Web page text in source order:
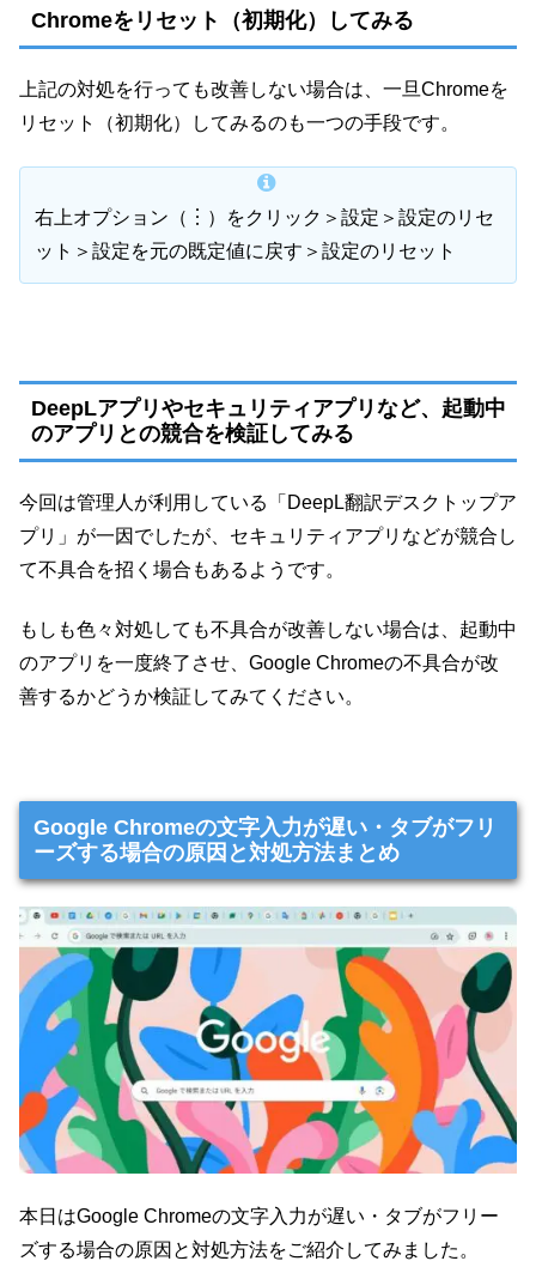
Chromeをリセット（初期化）してみる
上記の対処を行っても改善しない場合は、一旦Chromeを
リセット（初期化）してみるのも一つの手段です。
右上オプション（︙）をクリック＞設定＞設定のリセ
ット＞設定を元の既定値に戻す＞設定のリセット
DeepLアプリやセキュリティアプリなど、起動中
のアプリとの競合を検証してみる
今回は管理人が利用している「DeepL翻訳デスクトップア
プリ」が一因でしたが、セキュリティアプリなどが競合し
て不具合を招く場合もあるようです。
もしも色々対処しても不具合が改善しない場合は、起動中
のアプリを一度終了させ、Google Chromeの不具合が改
善するかどうか検証してみてください。
Google Chromeの文字入力が遅い・タブがフリ
ーズする場合の原因と対処方法まとめ
本日はGoogle Chromeの文字入力が遅い・タブがフリー
ズする場合の原因と対処方法をご紹介してみました。